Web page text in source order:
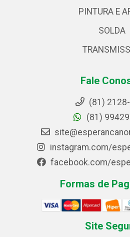
PINTURA E
SOLDA
Fale
(81)
(81)
instagram.com/
facebook.com/
Formas de
Site